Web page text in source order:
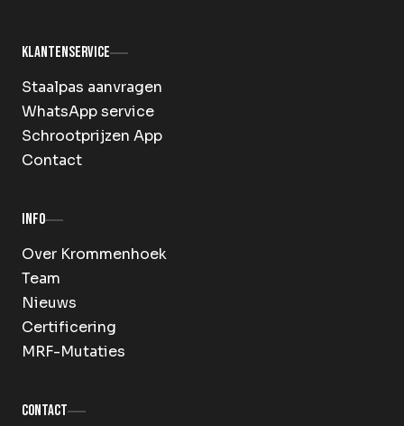
Klantenservice
Staalpas aanvragen
WhatsApp service
Schrootprijzen App
Contact
Info
Over Krommenhoek
Team
Nieuws
Certificering
MRF-Mutaties
Contact